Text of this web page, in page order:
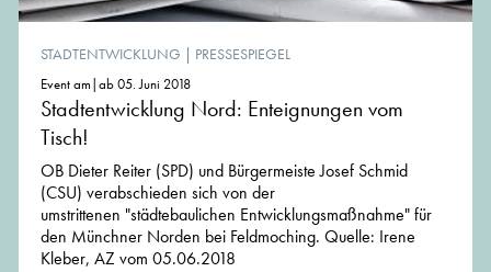
STADTENTWICKLUNG | PRESSESPIEGEL
Event am|ab 05. Juni 2018
Stadtentwicklung Nord: Enteignungen vom
Tisch!
OB Dieter Reiter (SPD) und Bürgermeiste Josef Schmid
(CSU) verabschieden sich von der
umstrittenen "städtebaulichen Entwicklungsmaßnahme" für
den Münchner Norden bei Feldmoching. Quelle: Irene
Kleber, AZ vom 05.06.2018